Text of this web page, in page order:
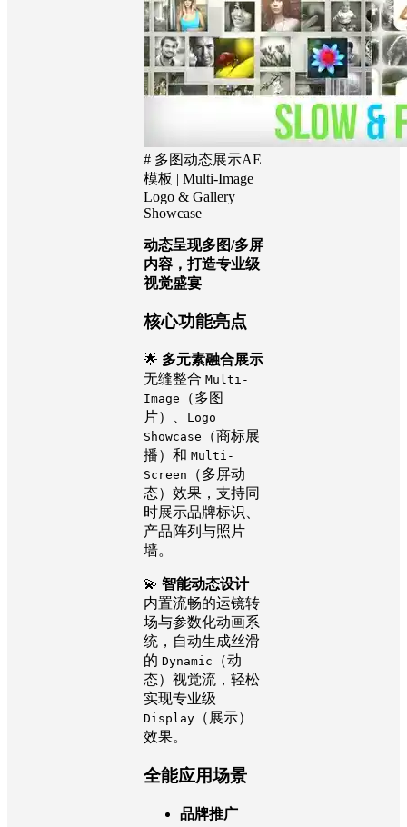
# 多图动态展示AE
模板 | Multi-Image
Logo & Gallery
Showcase
动态呈现多图/多屏
内容，打造专业级
视觉盛宴
核心功能亮点
🌟 多元素融合展示
无缝整合 Multi-
Image
（多图
片）、
Logo
Showcase
（商标展
播）和 Multi-
Screen
（多屏动
态）效果，支持同
时展示品牌标识、
产品阵列与照片
墙。
💫 智能动态设计
内置流畅的运镜转
场与参数化动画系
统，自动生成丝滑
的 Dynamic
（动
态）视觉流，轻松
实现专业级
Display （展示）
效果。
全能应用场景
品牌推广